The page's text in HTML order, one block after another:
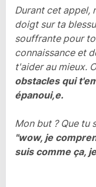
Durant cet appel,
doigt sur ta
souffrante pour
connaissance et
t'aider au mieux.
obstacles qui
épanoui,e.
Mon but ? Que tu
"wow, je
suis comme ça,